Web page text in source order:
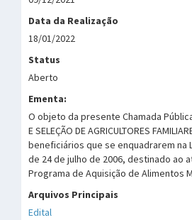
Data da Realização
18/01/2022
Status
Aberto
Ementa:
O objeto da presente Chamada Pública
E SELEÇÃO DE AGRICULTORES
beneficiários que se enquadrarem na
de 24 de julho de 2006, destinado ao
Programa de Aquisição de Alimentos
Arquivos Principais
Edital